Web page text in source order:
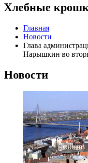
Хлебные
Главная
Новости
Глава
Нарышкин во
Новости